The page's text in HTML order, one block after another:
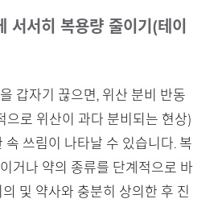
서서히 복용량 줄이기(테이
갑자기 끊으면, 위산 분비 반동
으로 위산이 과다 분비되는 현상)
속 쓰림이 나타날 수 있습니다. 복
거나 약의 종류를 단계적으로 바
및 약사와 충분히 상의한 후 진